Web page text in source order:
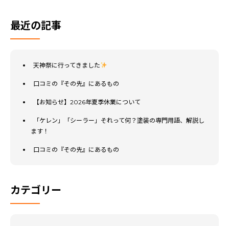
最近の記事
天神祭に行ってきました
口コミの『その先』にあるもの
【お知らせ】2026年夏季休業について
「ケレン」「シーラー」それって何？塗装の専門用語、解説し
ます！
口コミの『その先』にあるもの
カテゴリー